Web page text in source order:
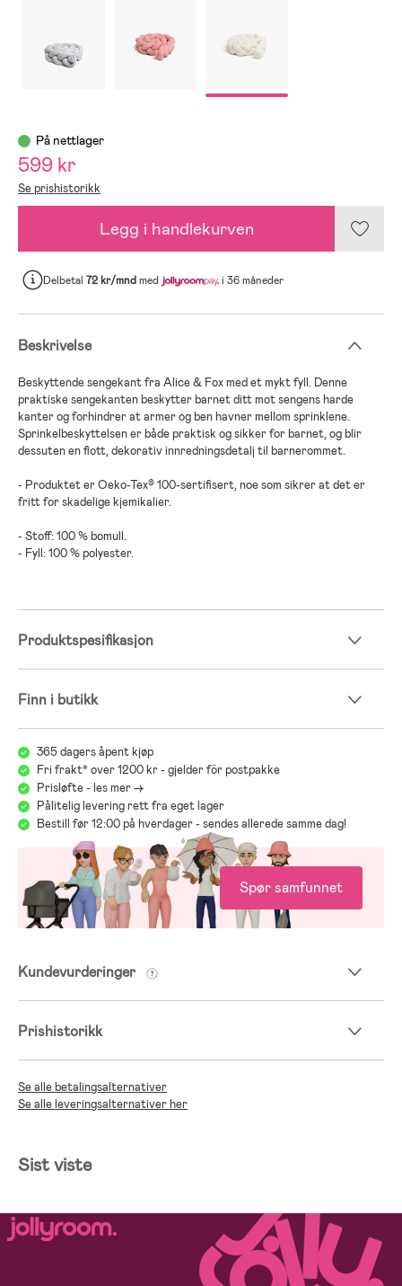
På nettlager
599 kr
Se prishistorikk
Legg i handlekurven
Delbetal 72 kr/mndmed i 36 måneder
Beskrivelse
Beskyttende sengekant fra Alice & Fox med et mykt fyll. Denne
praktiske sengekanten beskytter barnet ditt mot sengens harde
kanter og forhindrer at armer og ben havner mellom sprinklene.
Sprinkelbeskyttelsen er både praktisk og sikker for barnet, og blir
dessuten en flott, dekorativ innredningsdetalj til barnerommet.
- Produktet er Oeko-Tex® 100-sertifisert, noe som sikrer at det er
fritt for skadelige kjemikalier.
- Stoff: 100 % bomull.
- Fyll: 100 % polyester.
Produktspesifikasjon
Finn i butikk
365 dagers åpent kjøp
Fri frakt* over 1200 kr - gjelder för postpakke
Prisløfte - les mer ->
Pålitelig levering rett fra eget lager
Bestill før 12:00 på hverdager - sendes allerede samme dag!
Spør samfunnet
Kundevurderinger
Prishistorikk
Se alle betalingsalternativer
Se alle leveringsalternativer her
Sist viste